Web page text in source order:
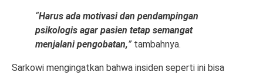
“Harus ada motivasi dan pendampingan
psikologis agar pasien tetap semangat
menjalani pengobatan,” tambahnya.
Sarkowi mengingatkan bahwa insiden seperti ini bisa